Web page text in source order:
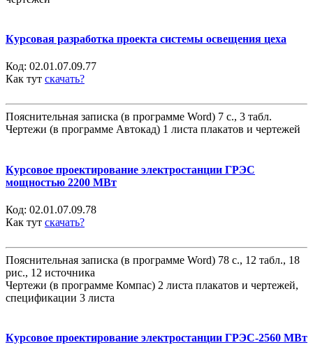
Курсовая разработка проекта системы освещения цеха
Код: 02.01.07.09.77
Как тут скачать?
Пояснительная записка (в программе Word) 7 с., 3 табл.
Чертежи (в программе Автокад) 1 листа плакатов и чертежей
Курсовое проектирование электростанции ГРЭС
мощностью 2200 МВт
Код: 02.01.07.09.78
Как тут скачать?
Пояснительная записка (в программе Word) 78 с., 12 табл., 18
рис., 12 источника
Чертежи (в программе Компас) 2 листа плакатов и чертежей,
спецификации 3 листа
Курсовое проектирование электростанции ГРЭС-2560 МВт